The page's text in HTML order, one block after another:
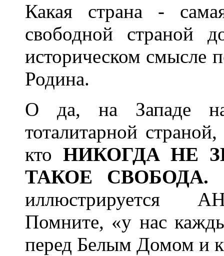
Какая страна -
свободной страной
историческом смысле
Родина.
О да, на Западе
тоталитарной
кто НИКОГДА НЕ
ТАКОЕ СВОБОДА.
иллюстрируется
Помните, «у нас
перед Белым Домом и